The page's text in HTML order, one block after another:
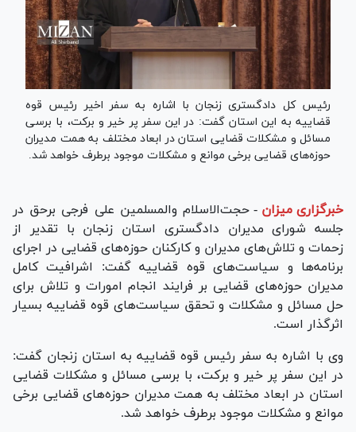
رئیس کل دادگستری زنجان با اشاره به سفر اخیر رئیس قوه
قضاییه به این استان گفت: در این سفر پر خیر و برکت، با برسی
مسائل و مشکلات قضایی استان در ابعاد مختلف به همت مدیران
حوزه‌های قضایی برخی موانع و مشکلات موجود برطرف خواهد شد.
خبرگزاری میزان - حجت‌الاسلام والمسلمین علی فرجی برحق در
جلسه شورای مدیران دادگستری استان زنجان با تقدیر از
زحمات و تلاش‌های مدیران و کارکنان حوزه‌های قضایی در اجرای
برنامه‌ها و سیاست‌های قوه قضاییه گفت: اشرافیت کامل
مدیران حوزه‌های قضایی بر فرایند انجام امورات و تلاش برای
حل مسائل و مشکلات و تحقق سیاست‌های قوه قضاییه بسیار
اثرگذار است.
وی با اشاره به سفر رئیس قوه قضاییه به استان زنجان گفت:
در این سفر پر خیر و برکت، با برسی مسائل و مشکلات قضایی
استان در ابعاد مختلف به همت مدیران حوزه‌های قضایی برخی
موانع و مشکلات موجود برطرف خواهد شد.